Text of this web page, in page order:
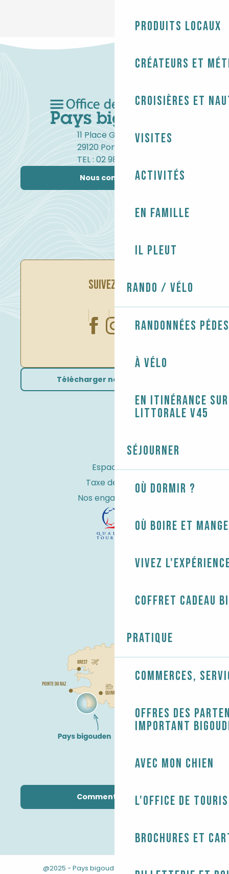
Produits locaux
Créateurs et
Croisières et
Visites
Activités
En famille
Il pleut
Rando / Vélo
Randonnées
À vélo
En itinérance
littorale V45
Séjourner
Où dormir ?
Où boire et
Vivez
Coffret cadeau
Pratique
Commerces,
Offres des
Important
Avec mon chien
L'Office de
Brochures et
11 Place Gambetta
29120 Pont-l'Abbé
TEL : 02 98 82 37 99
Nous contacter
SUIVEZ-NOUS
Télécharger nos brochures
Espace Pro
Taxe de séjour
Nos engagements
Comment venir ?
@2025 - Pays bigouden Mentions légales